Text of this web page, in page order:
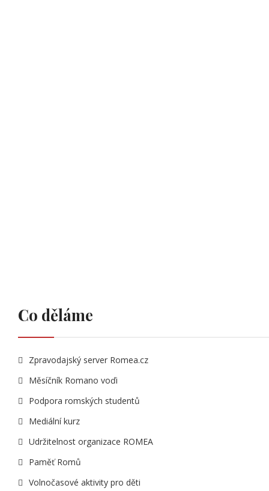
Co děláme
Zpravodajský server Romea.cz
Měsíčník Romano voďi
Podpora romských studentů
Mediální kurz
Udržitelnost organizace ROMEA
Paměť Romů
Volnočasové aktivity pro děti